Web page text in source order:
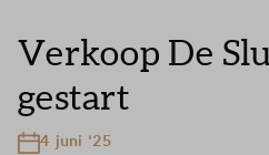
Verkoop De
gestart
4 juni '25